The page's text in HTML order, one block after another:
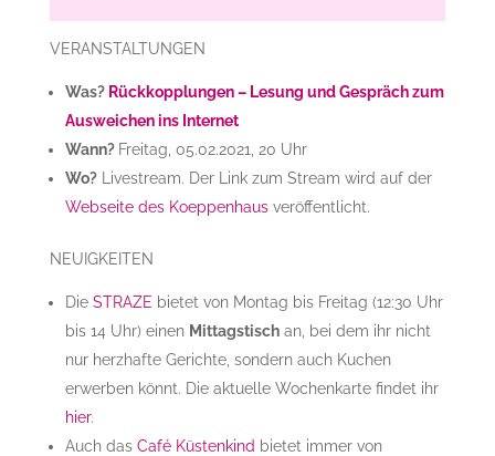
VERANSTALTUNGEN
Was? Rückkopplungen – Lesung und Gespräch zum
Ausweichen ins Internet
Wann? Freitag, 05.02.2021, 20 Uhr
Wo?Livestream. Der Link zum Stream wird auf der
Webseite des Koeppenhausveröffentlicht.
NEUIGKEITEN
Die STRAZE bietet von Montag bis Freitag (12:30 Uhr
bis 14 Uhr) einen Mittagstischan, bei dem ihr nicht
nur herzhafte Gerichte, sondern auch Kuchen
erwerben könnt. Die aktuelle Wochenkarte findet ihr
hier.
Auch das Café Küstenkind bietet immer von